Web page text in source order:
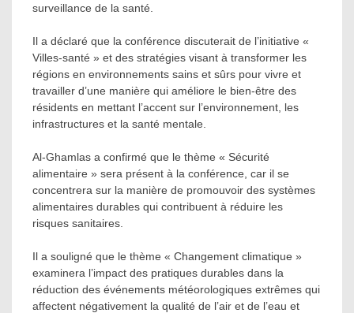
surveillance de la santé.
Il a déclaré que la conférence discuterait de l’initiative «
Villes-santé » et des stratégies visant à transformer les
régions en environnements sains et sûrs pour vivre et
travailler d’une manière qui améliore le bien-être des
résidents en mettant l’accent sur l’environnement, les
infrastructures et la santé mentale.
Al-Ghamlas a confirmé que le thème « Sécurité
alimentaire » sera présent à la conférence, car il se
concentrera sur la manière de promouvoir des systèmes
alimentaires durables qui contribuent à réduire les
risques sanitaires.
Il a souligné que le thème « Changement climatique »
examinera l’impact des pratiques durables dans la
réduction des événements météorologiques extrêmes qui
affectent négativement la qualité de l’air et de l’eau et